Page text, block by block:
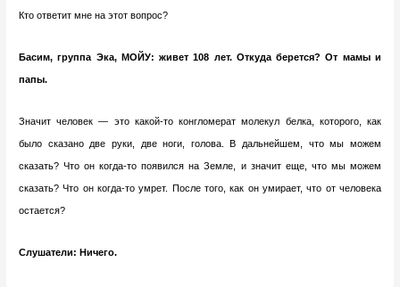
Кто ответит мне на этот вопрос?
Басим, группа Эка, МОЙУ: живет 108 лет. Откуда берется? От мамы и
папы.
Значит человек — это какой-то конгломерат молекул белка, которого, как
было сказано две руки, две ноги, голова. В дальнейшем, что мы можем
сказать? Что он когда-то появился на Земле, и значит еще, что мы можем
сказать? Что он когда-то умрет. После того, как он умирает, что от человека
остается?
Слушатели: Ничего.